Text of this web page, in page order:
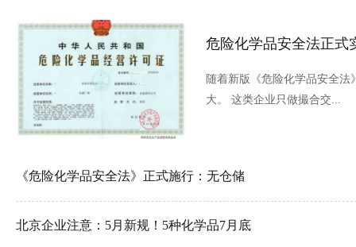
危险化学品安全法正式
随着新版《危险化学品安全
大。 这类企业只做撮合交...
《危险化学品安全法》正式施行：无仓储
北京企业注意：5月新规！5种化学品7月底